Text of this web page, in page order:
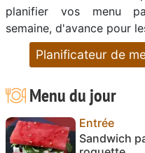
planifier vos menu
semaine, d'avance pour
Planificateur de
Menu du jour
Entrée
Sandwich